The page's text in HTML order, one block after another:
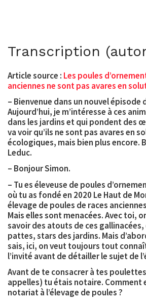
Transcription
Article source : Les poules
anciennes ne sont pas avares en
– Bienvenue dans un nouvel épisode
Aujourd’hui, je m’intéresse à ces
dans les jardins et qui pondent des
va voir qu’ils ne sont pas avares en
écologiques, mais bien plus encore.
Leduc.
– Bonjour Simon.
– Tu es éleveuse de poules
où tu as fondé en 2020 Le Haut de
élevage de poules de races
Mais elles sont menacées. Avec toi,
savoir des atouts de ces gallinacées,
pattes, stars des jardins. Mais
sais, ici, on veut toujours tout
l’invité avant de détailler le sujet de
Avant de te consacrer à tes
appelles) tu étais notaire. Comment
notariat à l’élevage de poules ?